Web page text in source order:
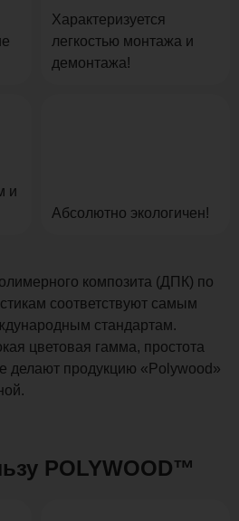
Характеризуется
легкостью монтажа и
демонтажа!
и
Абсолютно экологичен!
композита (ДПК) по
соответствуют самым
стандартам.
цветовая гамма, простота
делают продукцию «Polywood»
POLYWOOD™